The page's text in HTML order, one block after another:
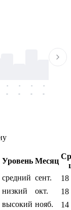
-
-
-
-
-
-
-
-
Уровень Месяц
средний сент.
18
низкий окт.
18
высокий нояб.
14